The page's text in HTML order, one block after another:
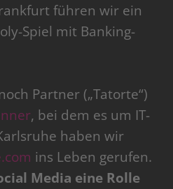
führen wir ein
Spiel mit Banking-
Partner („Tatorte“)
, bei dem es um IT-
haben wir
ins Leben gerufen.
Media eine Rolle